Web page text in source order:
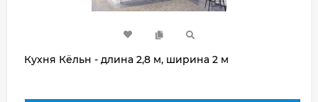
Кухня Кёльн - длина 2,8 м, ширина 2 м